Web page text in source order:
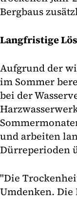
Bergbaus
Langfristige
Aufgrund der
im Sommer
bei der
und arbeiten
Dürreperioden
"Die
Umdenken.